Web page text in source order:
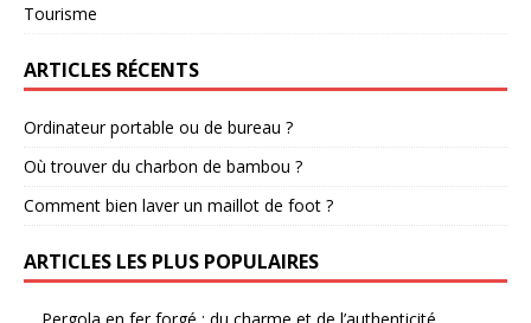
Tourisme
ARTICLES RÉCENTS
Ordinateur portable ou de bureau ?
Où trouver du charbon de bambou ?
Comment bien laver un maillot de foot ?
ARTICLES LES PLUS POPULAIRES